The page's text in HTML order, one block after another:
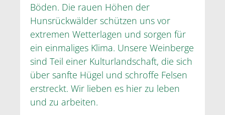
Böden. Die rauen Höhen der
Hunsrückwälder schützen uns vor
extremen Wetterlagen und sorgen für
ein einmaliges Klima. Unsere Weinberge
sind Teil einer Kulturlandschaft, die sich
über sanfte Hügel und schroffe Felsen
erstreckt. Wir lieben es hier zu leben
und zu arbeiten.